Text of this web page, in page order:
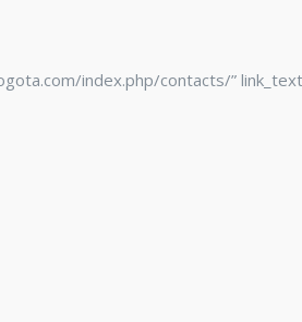
index.php/contacts/”